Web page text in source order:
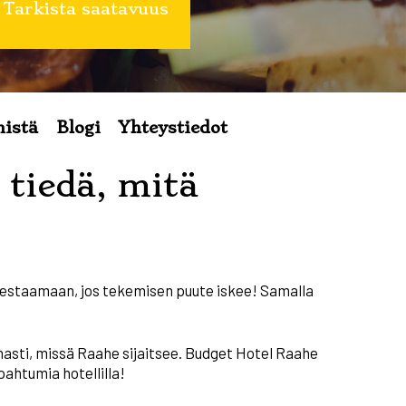
Tarkista saatavuus
Blogi Yhteystiedot
tiedä, mitä
jos tekemisen puute iskee! Samalla
missä Raahe sijaitsee. Budget Hotel Raahe
hotellilla!